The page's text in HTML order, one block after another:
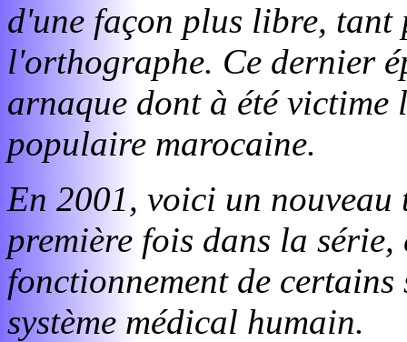
d'une façon plus libre, tant
l'orthographe. Ce dernier
arnaque dont à été victime
populaire marocaine.
En 2001, voici un nouveau
première fois dans la
fonctionnement de
système médical humain.